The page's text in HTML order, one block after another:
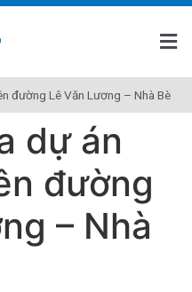
đường Lê Văn Lương – Nhà Bè
dự án
đường
– Nhà